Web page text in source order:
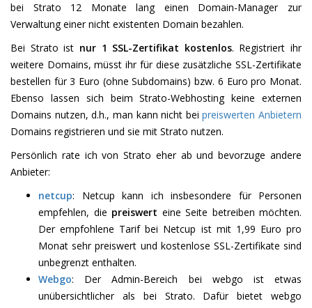
bei Strato 12 Monate lang einen Domain-Manager zur
Verwaltung einer nicht existenten Domain bezahlen.
Bei Strato ist nur 1 SSL-Zertifikat kostenlos. Registriert ihr
weitere Domains, müsst ihr für diese zusätzliche SSL-Zertifikate
bestellen für 3 Euro (ohne Subdomains) bzw. 6 Euro pro Monat.
Ebenso lassen sich beim Strato-Webhosting keine externen
Domains nutzen, d.h., man kann nicht beipreiswerten Anbietern
Domains registrieren und sie mit Strato nutzen.
Persönlich rate ich von Strato eher ab und bevorzuge andere
Anbieter:
netcup: Netcup kann ich insbesondere für Personen
empfehlen, die preiswert eine Seite betreiben möchten.
Der empfohlene Tarif bei Netcup ist mit 1,99 Euro pro
Monat sehr preiswert und kostenlose SSL-Zertifikate sind
unbegrenzt enthalten.
Webgo: Der Admin-Bereich bei webgo ist etwas
unübersichtlicher als bei Strato. Dafür bietet webgo